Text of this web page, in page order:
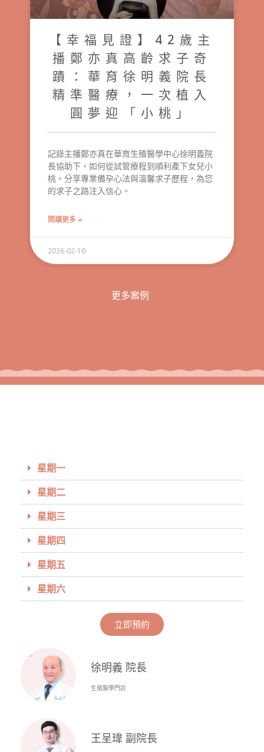
【幸福見證】42歲主
播鄭亦真高齡求子奇
蹟：華育徐明義院長
精準醫療，一次植入
圓夢迎「小桃」
記錄主播鄭亦真在華育生殖醫學中心徐明義院
長協助下，如何從試管療程到順利產下女兒小
桃。分享專業備孕心法與溫馨求子歷程，為您
的求子之路注入信心。
閱讀更多 »
2026-02-10
更多案例
星期一
星期二
星期三
星期四
星期五
星期六
立即預約
徐明義 院長
生殖醫學門診
王呈瑋 副院長